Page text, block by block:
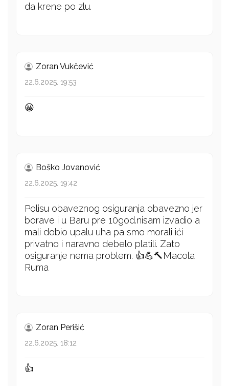
da krene po zlu.
Zoran Vukčević
22.6.2025. 19:53
😀
Boško Jovanović
22.6.2025. 19:42
Polisu obaveznog osiguranja obavezno jer
borave i u Baru pre 10god.nisam izvadio a
mali dobio upalu uha pa smo morali ići
privatno i naravno debelo platili. Zato
osiguranje nema problem. 👍💪🔨Macola
Ruma
Zoran Perišić
22.6.2025. 18:12
👍